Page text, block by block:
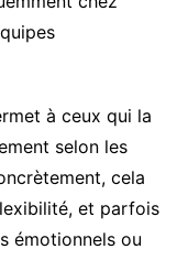
à ceux qui la
selon les
cela
et parfois
émotionnels ou